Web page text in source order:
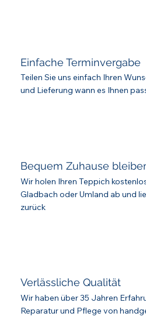
Einfache Terminvergabe
Teilen Sie uns einfach Ihren
und Lieferung wann es Ihnen
Bequem Zuhause
Wir holen Ihren Teppich
Gladbach oder Umland ab und
zurück
Verlässliche Qualität
Wir haben über 35 Jahren
Reparatur und Pflege von